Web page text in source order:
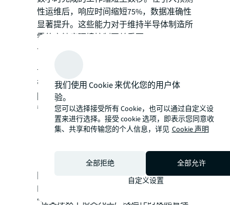
性运维后，响应时间缩短75%，数据准确性
显著提升。这些能力对于维持半导体制造所
需的高精度环境控制至关重要。
可量化的业务价值
该企业预计在2025年底前，实现数字化转型
带来的累计净收益超过5倍的投资回报率。
除成本优化，此次转型还显著提升了关键运
营指标：
维修响应时间缩短75%
资产监测数据准确性提升90%
同时，该项目也创下了与客户合作十三年来
的最高满意度评分。
“在支撑数十亿美元生产线运作的设施管理
我们使用 Cookie 来优化您的用户体
验。
您可以选择接受所有 Cookie，也可以通过自定义设
置来进行选择。接受 cookie 选项，即表示您同意收
集、共享和传输您的个人信息，详见 Cookie 声明
全部拒绝
全部允许
自定义设置